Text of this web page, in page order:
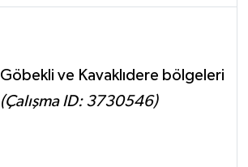
Göbekli ve Kavaklıdere bölgeleri
(Çalışma ID: 3730546)